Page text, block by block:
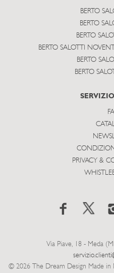
BERTO
BERTO
BERTO
BERTO SALOTTI
BERTO
BERTO
PRIVACY &
Via Piave, 18 - Meda
© 2026 The Dream Design Made in